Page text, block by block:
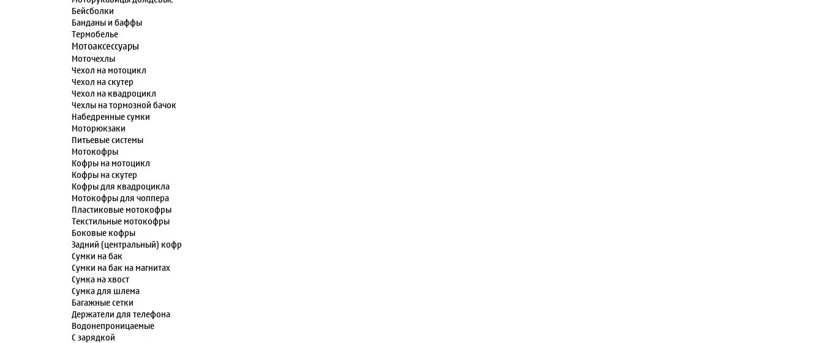
Бейсболки
Банданы и баффы
Термобелье
Мотоаксессуары
Моточехлы
Чехол на мотоцикл
Чехол на скутер
Чехол на квадроцикл
Чехлы на тормозной бачок
Набедренные сумки
Моторюкзаки
Питьевые системы
Мотокофры
Кофры на мотоцикл
Кофры на скутер
Кофры для квадроцикла
Мотокофры для чоппера
Пластиковые мотокофры
Текстильные мотокофры
Боковые кофры
Задний (центральный) кофр
Сумки на бак
Сумки на бак на магнитах
Сумка на хвост
Сумка для шлема
Багажные сетки
Держатели для телефона
Водонепроницаемые
С зарядкой